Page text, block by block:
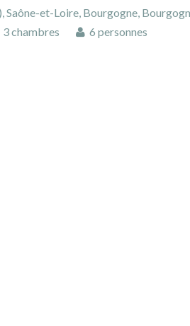
et-Loire, Bourgogne,
3 chambres 6 personnes